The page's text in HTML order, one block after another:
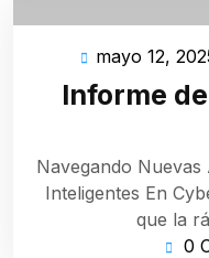
mayo 12,
Informe
Navegando
Inteligentes En
que la
0